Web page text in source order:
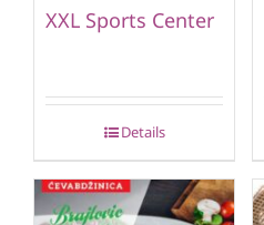
XXL Sports Center
Details